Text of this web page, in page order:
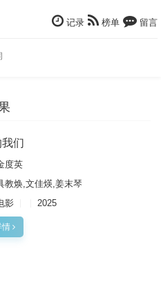
记录 榜单 留言
我们
度英
教焕,文佳煐,姜末琴
影 2025
情